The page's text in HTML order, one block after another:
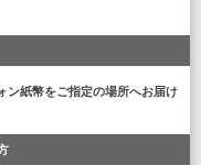
ン紙幣をご指定の場所へお届け